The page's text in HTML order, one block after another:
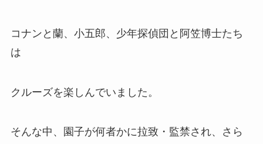
コナンと蘭、小五郎、少年探偵団と阿笠博士たち
は
クルーズを楽しんでいました。
そんな中、園子が何者かに拉致・監禁され、さら